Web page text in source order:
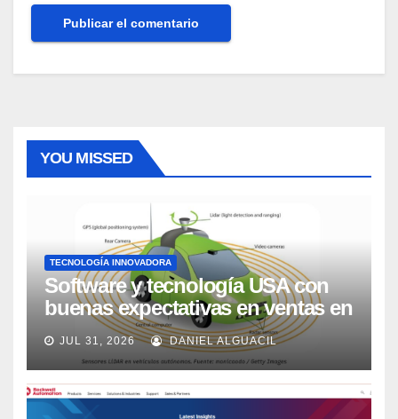
YOU MISSED
TECNOLOGÍA INNOVADORA
Software y tecnología USA con
buenas expectativas en ventas en
los próximos 2 años, según
Market Watch
JUL 31, 2026 DANIEL ALGUACIL